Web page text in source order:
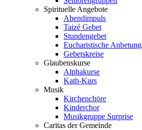
Spirituelle Angebote
Abendimpuls
Taizé Gebet
Stundengebet
Eucharistische Anbetung
Gebetskreise
Glaubenskurse
Alphakurse
Kath-Kurs
Musik
Kirchenchöre
Kinderchor
Musikgruppe Surprise
Caritas der Gemeinde